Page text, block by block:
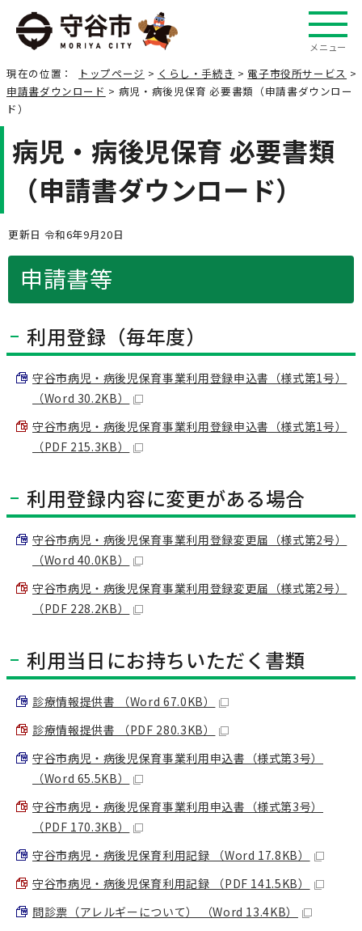
メニュー
現在の位置： トップページ > くらし・手続き > 電子市役所サービス >
申請書ダウンロード > 病児・病後児保育 必要書類（申請書ダウンロー
ド）
病児・病後児保育 必要書類
（申請書ダウンロード）
更新日 令和6年9月20日
申請書等
利用登録（毎年度）
守谷市病児・病後児保育事業利用登録申込書（様式第1号）
（Word 30.2KB）
守谷市病児・病後児保育事業利用登録申込書（様式第1号）
（PDF 215.3KB）
利用登録内容に変更がある場合
守谷市病児・病後児保育事業利用登録変更届（様式第2号）
（Word 40.0KB）
守谷市病児・病後児保育事業利用登録変更届（様式第2号）
（PDF 228.2KB）
利用当日にお持ちいただく書類
診療情報提供書 （Word 67.0KB）
診療情報提供書 （PDF 280.3KB）
守谷市病児・病後児保育事業利用申込書（様式第3号）
（Word 65.5KB）
守谷市病児・病後児保育事業利用申込書（様式第3号）
（PDF 170.3KB）
守谷市病児・病後児保育利用記録 （Word 17.8KB）
守谷市病児・病後児保育利用記録 （PDF 141.5KB）
問診票（アレルギーについて） （Word 13.4KB）